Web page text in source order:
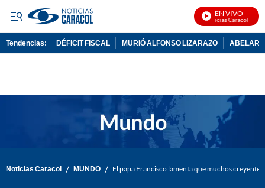
EN VIVO
Noticias Caracol En
Tendencias: DÉFICIT FISCAL MURIÓ ALFONSO LIZARAZO
Noticias Caracol / MUNDO / El papa Francisco lamenta que muchos